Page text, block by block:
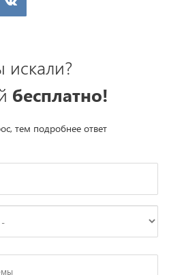
искали?
бесплатно!
тем подробнее ответ